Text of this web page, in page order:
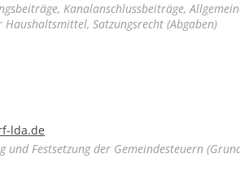
Kanalanschlussbeiträge,
Satzungsrecht (Abgaben)
lda.de
und Festsetzung der Gemeindesteuern